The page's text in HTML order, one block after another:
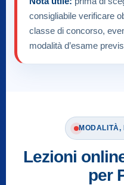
consigliabile verificare
classe di concorso,
modalità d’esame
MODALITÀ,
Lezioni
per